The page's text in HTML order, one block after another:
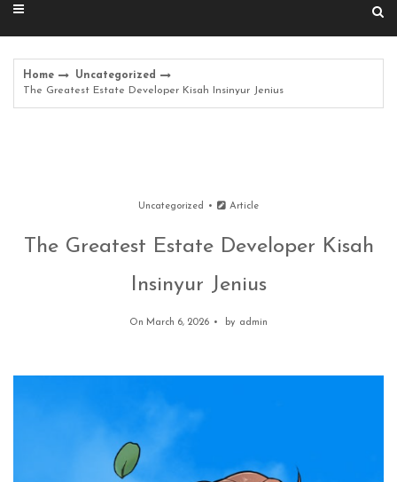
Home
Uncategorized
The Greatest Estate Developer Kisah Insinyur Jenius
Uncategorized Article
The Greatest Estate Developer Kisah
Insinyur Jenius
On March 6, 2026 by admin